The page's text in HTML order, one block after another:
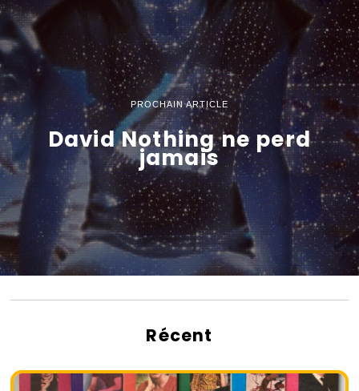
PROCHAIN ARTICLE
David Nothing ne perd
jamais
Récent